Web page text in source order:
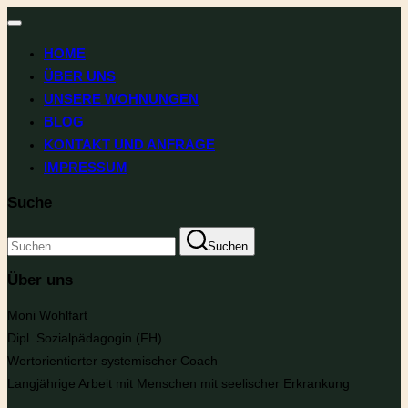
Navigation
HOME
ÜBER UNS
UNSERE WOHNUNGEN
BLOG
KONTAKT UND ANFRAGE
IMPRESSUM
Suche
Suchen
nach:
Suchen
Über uns
Moni Wohlfart
Dipl. Sozialpädagogin (FH)
Wertorientierter systemischer Coach
Langjährige Arbeit mit Menschen mit seelischer Erkrankung